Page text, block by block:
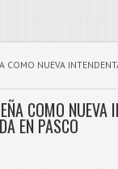
COMO NUEVA
COMO NUEVA
EN PASCO